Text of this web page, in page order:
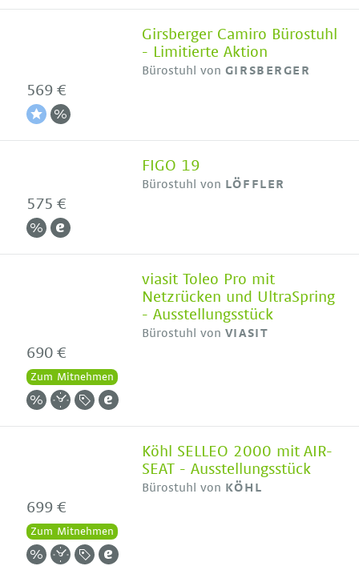
Girsberger Camiro Bürostuhl
- Limitierte Aktion
Bürostuhl von GIRSBERGER
569 €
FIGO 19
Bürostuhl von LÖFFLER
575 €
viasit Toleo Pro mit
Netzrücken und UltraSpring
- Ausstellungsstück
Bürostuhl von VIASIT
690 €
Zum Mitnehmen
Köhl SELLEO 2000 mit AIR-
SEAT - Ausstellungsstück
Bürostuhl von KÖHL
699 €
Zum Mitnehmen